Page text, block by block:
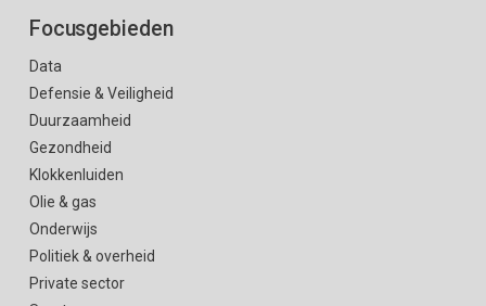
Focusgebieden
Data
Defensie & Veiligheid
Duurzaamheid
Gezondheid
Klokkenluiden
Olie & gas
Onderwijs
Politiek & overheid
Private sector